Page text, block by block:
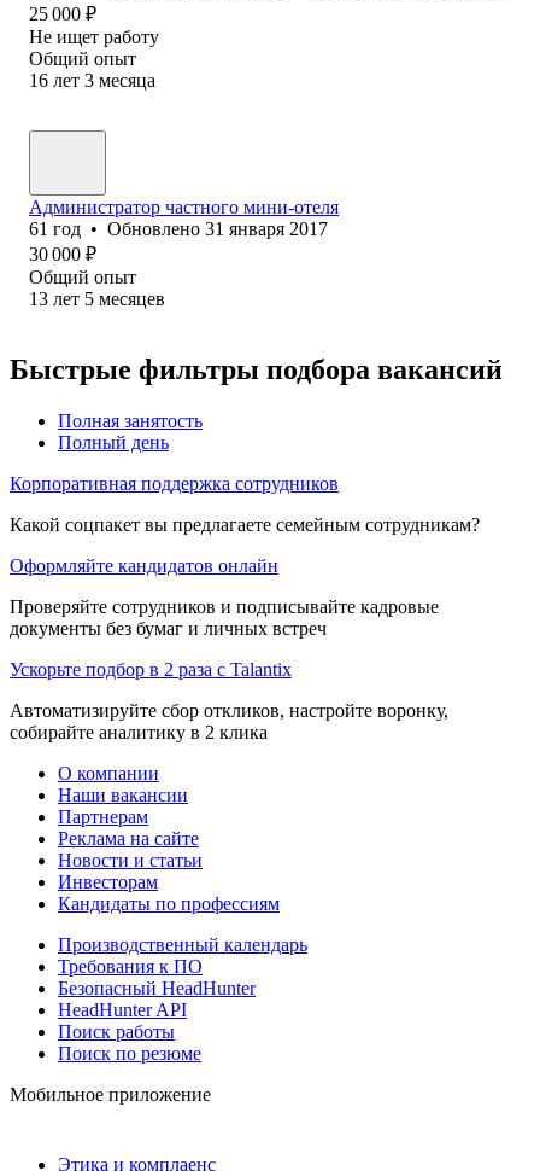
25 000 ₽
Не ищет работу
Общий опыт
16 лет 3 месяца
Администратор частного мини-отеля
61 год • Обновлено 31 января 2017
30 000 ₽
Общий опыт
13 лет 5 месяцев
Быстрые фильтры подбора вакансий
Полная занятость
Полный день
Корпоративная поддержка сотрудников
Какой соцпакет вы предлагаете семейным сотрудникам?
Оформляйте кандидатов онлайн
Проверяйте сотрудников и подписывайте кадровые
документы без бумаг и личных встреч
Ускорьте подбор в 2 раза с Talantix
Автоматизируйте сбор откликов, настройте воронку,
собирайте аналитику в 2 клика
О компании
Наши вакансии
Партнерам
Реклама на сайте
Новости и статьи
Инвесторам
Кандидаты по профессиям
Производственный календарь
Требования к ПО
Безопасный HeadHunter
HeadHunter API
Поиск работы
Поиск по резюме
Мобильное приложение
Этика и комплаенс